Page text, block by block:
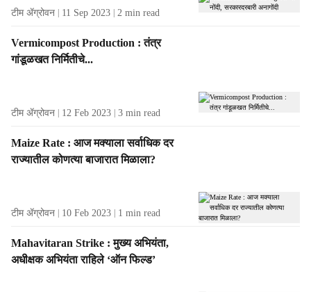
e
f
r
t
e
A
o
टीम ॲग्रोवन 11 Sep 2023 2 min read
Vermicompost Production : तंत्र
गांडूळखत निर्मितीचे...
टीम ॲग्रोवन 12 Feb 2023 3 min read
Maize Rate : आज मक्याला सर्वाधिक दर
राज्यातील कोणत्या बाजारात मिळाला?
टीम ॲग्रोवन 10 Feb 2023 1 min read
Mahavitaran Strike : मुख्य अभियंता,
अधीक्षक अभियंता राहिले ‘ऑन फिल्ड’